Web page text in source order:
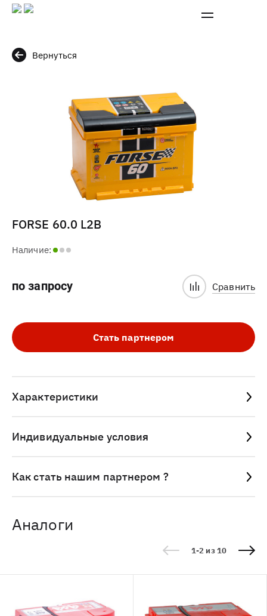
Вернуться
FORSE 60.0 L2B
Наличие:
по запросу Сравнить
Стать партнером
Характеристики
Индивидуальные условия
Как стать нашим партнером ?
Аналоги
1-2 из 10